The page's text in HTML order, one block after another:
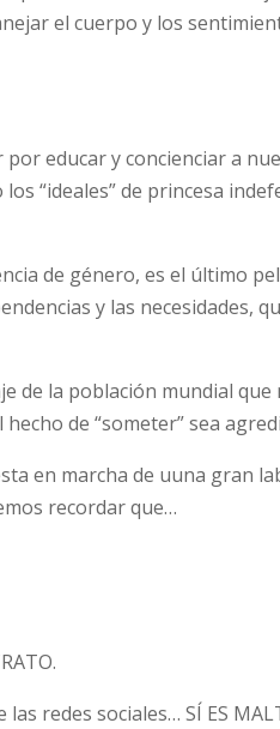
el cuerpo y los
educar y concienciar a
“ideales” de princesa
de género, es el último
y las necesidades,
de la población mundial
de “someter” sea
en marcha de uuna gran
recordar que…
redes sociales… SÍ ES